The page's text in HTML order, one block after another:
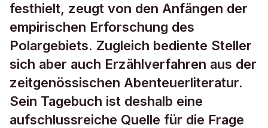
festhielt, zeugt von den Anfängen der
empirischen Erforschung des
Polargebiets. Zugleich bediente Steller
sich aber auch Erzählverfahren aus der
zeitgenössischen Abenteuerliteratur.
Sein Tagebuch ist deshalb eine
aufschlussreiche Quelle für die Frage